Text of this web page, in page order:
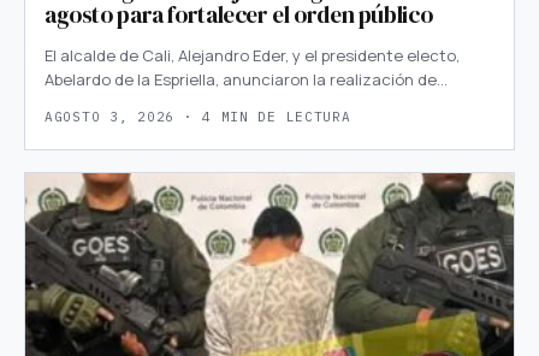
agosto para fortalecer el orden público
El alcalde de Cali, Alejandro Eder, y el presidente electo,
Abelardo de la Espriella, anunciaron la realización de…
AGOSTO 3, 2026 · 4 MIN DE LECTURA